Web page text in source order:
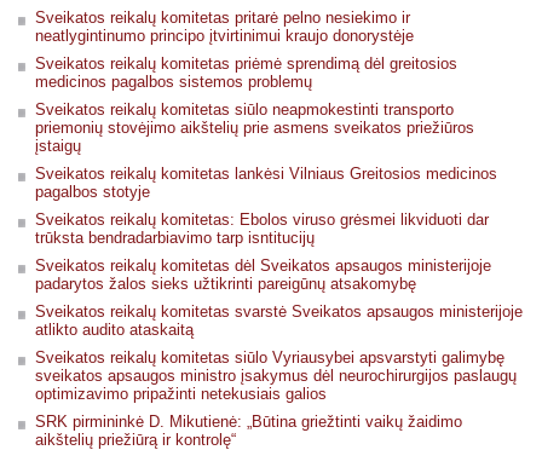
Sveikatos reikalų komitetas pritarė pelno nesiekimo ir
neatlygintinumo principo įtvirtinimui kraujo donorystėje
Sveikatos reikalų komitetas priėmė sprendimą dėl greitosios
medicinos pagalbos sistemos problemų
Sveikatos reikalų komitetas siūlo neapmokestinti transporto
priemonių stovėjimo aikštelių prie asmens sveikatos priežiūros
įstaigų
Sveikatos reikalų komitetas lankėsi Vilniaus Greitosios medicinos
pagalbos stotyje
Sveikatos reikalų komitetas: Ebolos viruso grėsmei likviduoti dar
trūksta bendradarbiavimo tarp isntitucijų
Sveikatos reikalų komitetas dėl Sveikatos apsaugos ministerijoje
padarytos žalos sieks užtikrinti pareigūnų atsakomybę
Sveikatos reikalų komitetas svarstė Sveikatos apsaugos ministerijoje
atlikto audito ataskaitą
Sveikatos reikalų komitetas siūlo Vyriausybei apsvarstyti galimybę
sveikatos apsaugos ministro įsakymus dėl neurochirurgijos paslaugų
optimizavimo pripažinti netekusiais galios
SRK pirmininkė D. Mikutienė: „Būtina griežtinti vaikų žaidimo
aikštelių priežiūrą ir kontrolę“